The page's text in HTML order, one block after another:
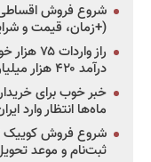
(+زمان، قیمت و
درآمد ۴۲۰ هزار میلیاردی دولت؟
خبر خوب برای
ماه‌ها انتظار وارد
ثبت‌نام و موعد